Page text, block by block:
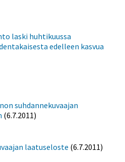
laski huhtikuussa
edelleen kasvua
suhdannekuvaajan
(6.7.2011)
laatuseloste (6.7.2011)